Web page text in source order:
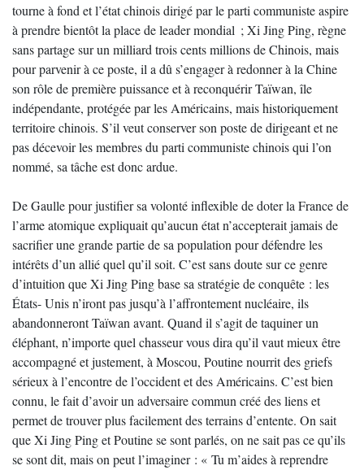
tourne à fond et l’état chinois dirigé par le parti communiste aspire
à prendre bientôt la place de leader mondial ; Xi Jing Ping, règne
sans partage sur un milliard trois cents millions de Chinois, mais
pour parvenir à ce poste, il a dû s’engager à redonner à la Chine
son rôle de première puissance et à reconquérir Taïwan, île
indépendante, protégée par les Américains, mais historiquement
territoire chinois. S’il veut conserver son poste de dirigeant et ne
pas décevoir les membres du parti communiste chinois qui l’on
nommé, sa tâche est donc ardue.
De Gaulle pour justifier sa volonté inflexible de doter la France de
l’arme atomique expliquait qu’aucun état n’accepterait jamais de
sacrifier une grande partie de sa population pour défendre les
intérêts d’un allié quel qu’il soit. C’est sans doute sur ce genre
d’intuition que Xi Jing Ping base sa stratégie de conquête : les
États- Unis n’iront pas jusqu’à l’affrontement nucléaire, ils
abandonneront Taïwan avant. Quand il s’agit de taquiner un
éléphant, n’importe quel chasseur vous dira qu’il vaut mieux être
accompagné et justement, à Moscou, Poutine nourrit des griefs
sérieux à l’encontre de l’occident et des Américains. C’est bien
connu, le fait d’avoir un adversaire commun créé des liens et
permet de trouver plus facilement des terrains d’entente. On sait
que Xi Jing Ping et Poutine se sont parlés, on ne sait pas ce qu’ils
se sont dit, mais on peut l’imaginer : « Tu m’aides à reprendre